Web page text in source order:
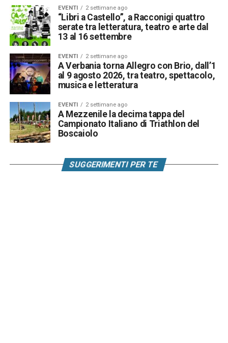
EVENTI 2 settimane ago
“Libri a Castello”, a Racconigi quattro
serate tra letteratura, teatro e arte dal
13 al 16 settembre
EVENTI 2 settimane ago
A Verbania torna Allegro con Brio, dall’1
al 9 agosto 2026, tra teatro, spettacolo,
musica e letteratura
EVENTI 2 settimane ago
A Mezzenile la decima tappa del
Campionato Italiano di Triathlon del
Boscaiolo
SUGGERIMENTI PER TE